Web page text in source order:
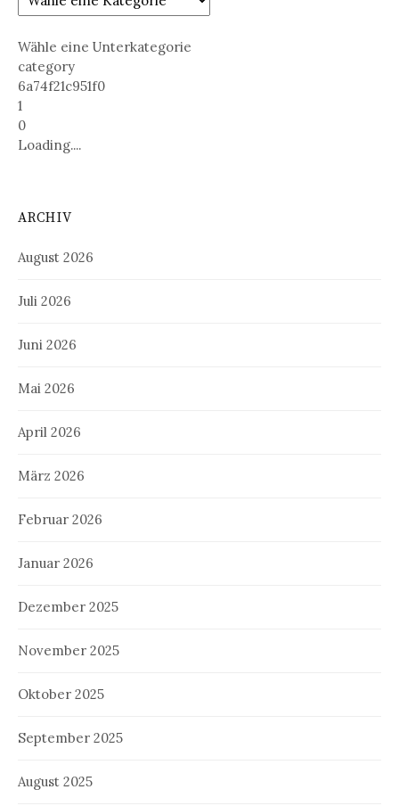
Wähle eine Unterkategorie
category
6a74f21c951f0
1
0
Loading....
ARCHIV
August 2026
Juli 2026
Juni 2026
Mai 2026
April 2026
März 2026
Februar 2026
Januar 2026
Dezember 2025
November 2025
Oktober 2025
September 2025
August 2025